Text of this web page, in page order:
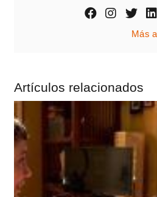
Más
Artículos relacionados